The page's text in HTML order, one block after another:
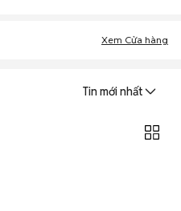
Xem Cửa hàng
Tin mới nhất